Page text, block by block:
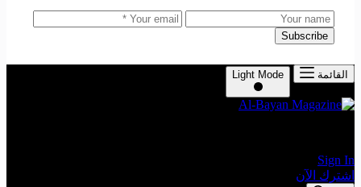
Subscribe
القائمة Light Mode
Sign In
اشترك الآن